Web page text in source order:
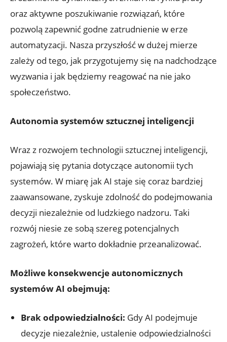
oraz aktywne poszukiwanie rozwiązań, które ​
pozwolą zapewnić godne zatrudnienie w erze
automatyzacji. Nasza przyszłość w dużej mierze
zależy ⁣od tego,⁣ jak przygotujemy⁣ się⁣ na nadchodzące
wyzwania i jak będziemy reagować na nie jako
społeczeństwo.
Autonomia systemów sztucznej ​inteligencji
Wraz z rozwojem technologii sztucznej inteligencji,
pojawiają się pytania dotyczące autonomii tych ​
systemów. W miarę‍ jak AI staje się coraz bardziej⁣
zaawansowane, ⁢zyskuje zdolność ‍do podejmowania
decyzji niezależnie od⁢ ludzkiego nadzoru.⁤ Taki
rozwój niesie ze sobą szereg potencjalnych
zagrożeń, które warto dokładnie przeanalizować.
Możliwe konsekwencje autonomicznych
systemów AI obejmują:
Brak odpowiedzialności: Gdy‌ AI ‍podejmuje
decyzje niezależnie, ustalenie odpowiedzialności